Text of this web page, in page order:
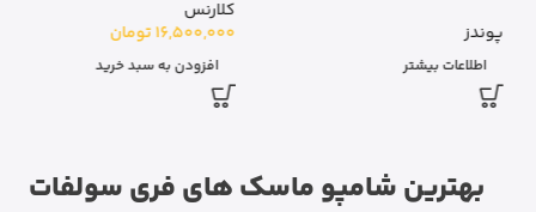
پوندز
اطلاعات بیشتر
کلارنس
16,500,000تومان
افزودن به سبد خرید
بهترین شامپو ماسک های فری سولفات